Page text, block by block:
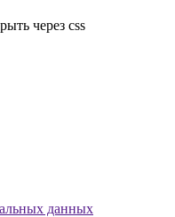
через css
данных